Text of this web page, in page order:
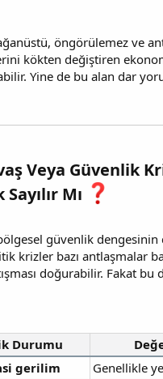
öngörülemez ve
kökten değiştiren
Yine de bu alan dar
Veya Güvenlik
Mı
güvenlik dengesinin
krizler bazı antlaşmalar
doğurabilir. Fakat bu
Durumu
gerilim
Genellikle